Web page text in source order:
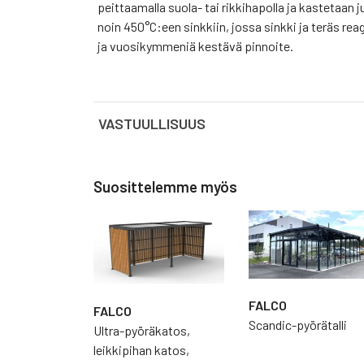
peittaamalla suola- tai rikkihapolla ja kastetaan
noin 450°C:een sinkkiin, jossa sinkki ja teräs
ja vuosikymmeniä kestävä pinnoite.
VASTUULLISUUS
Kiertotalous on järjestelmällinen lähestymistapa
resursseja käytössä mahdollisimman kauan,
hyödynnämme ja uudistamme tuotteet ja
kiertotalouden eturintamassa ja sitoutuu
pyöräpysäköinnin ratkaisuja. Näin edistetään
on uusi ajattelutapa! Mutta ennen kaikkea se on
Uusiutuva energia
Falco on investoinut katoille asennettuihin
Suosittelemme myös
FALCO
Ultra-pyöräkatos,
leikkipihan katos,
FALCO
Scandic-pyörätalli